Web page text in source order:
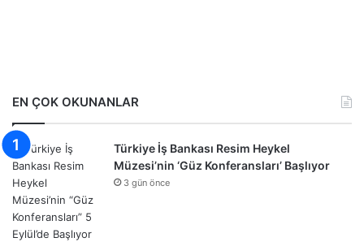
EN ÇOK OKUNANLAR
Türkiye İş Bankası Resim Heykel
Müzesi’nin ‘Güz Konferansları’ Başlıyor
3 gün önce